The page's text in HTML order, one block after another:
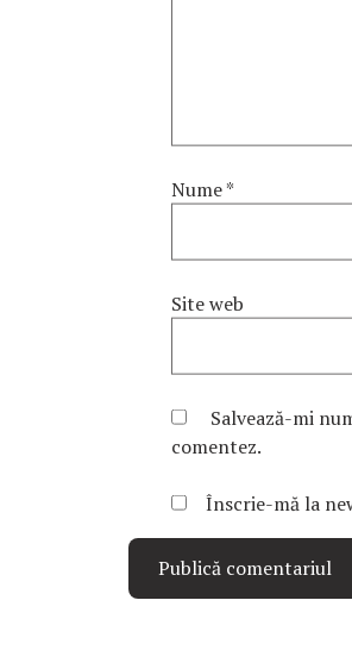
Nume*
Site web
Salvează-mi
comentez.
Înscrie-mă la